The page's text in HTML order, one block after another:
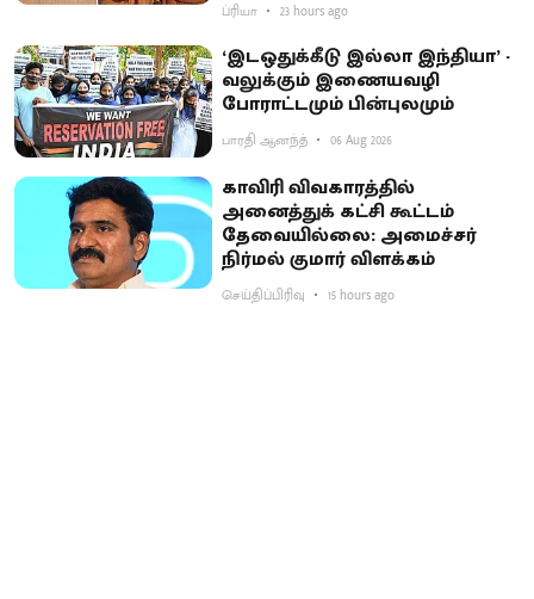
ப்ரியா 23 hours ago
‘இடஒதுக்கீடு இல்லா இந்தியா’ -
வலுக்கும் இணையவழி
போராட்டமும் பின்புலமும்
பாரதி ஆனந்த் 06 Aug 2026
காவிரி விவகாரத்தில்
அனைத்துக் கட்சி கூட்டம்
தேவையில்லை: அமைச்சர்
நிர்மல் குமார் விளக்கம்
செய்திப்பிரிவு 15 hours ago